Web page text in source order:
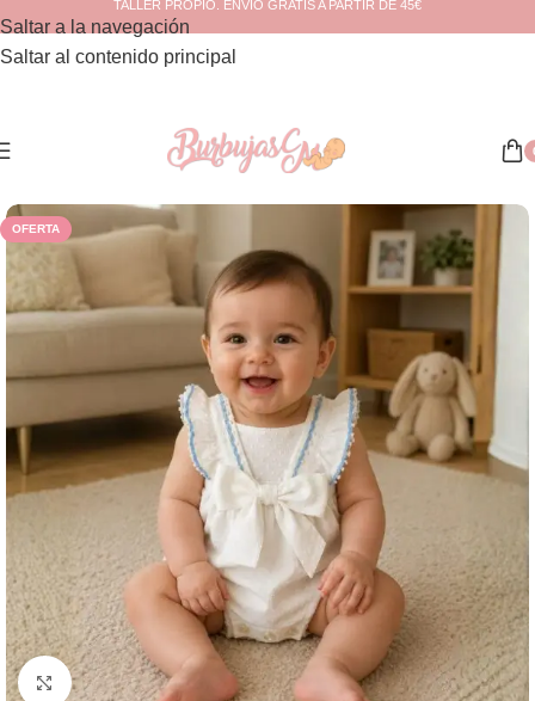
Saltar a la navegación
Saltar al contenido principal
TALLER PROPIO. ENVÍO GRATIS A PARTIR DE 45€
Inicio
OFERTA
Haga clic para ampliar